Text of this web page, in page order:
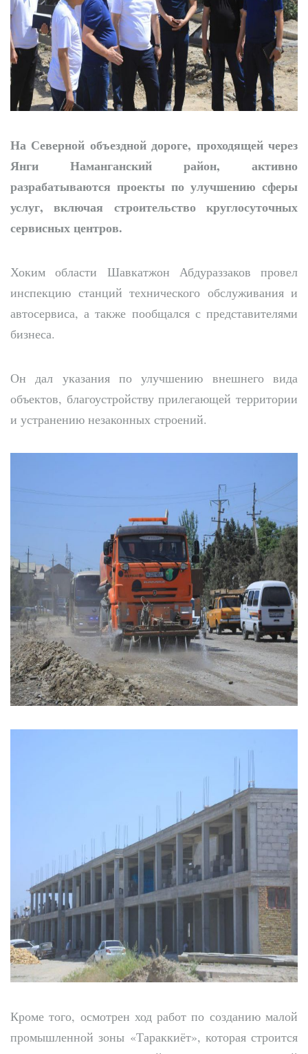
На Северной объездной дороге, проходящей через
Янги Наманганский район, активно
разрабатываются проекты по улучшению сферы
услуг, включая строительство круглосуточных
сервисных центров.
Хоким области Шавкатжон Абдураззаков провел
инспекцию станций технического обслуживания и
автосервиса, а также пообщался с представителями
бизнеса.
Он дал указания по улучшению внешнего вида
объектов, благоустройству прилегающей территории
и устранению незаконных строений.
Кроме того, осмотрен ход работ по созданию малой
промышленной зоны «Тараккиёт», которая строится